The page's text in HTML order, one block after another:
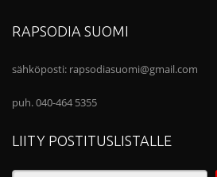
RAPSODIA SUOMI
sähköposti: rapsodiasuomi@gmail.com
puh. 040-464 5355
LIITY POSTITUSLISTALLE